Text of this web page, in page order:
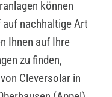
können
auf nachhaltige Art
Ihnen auf Ihre
zu finden,
Cleversolar in